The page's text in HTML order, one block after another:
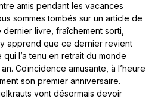
amis pendant les vacances
sommes tombés sur un article de
livre, fraîchement sorti,
y apprend que ce dernier revient
qui l’a tenu en retrait du monde
Coïncidence amusante, à l’heure
son premier anniversaire.
vont désormais devoir